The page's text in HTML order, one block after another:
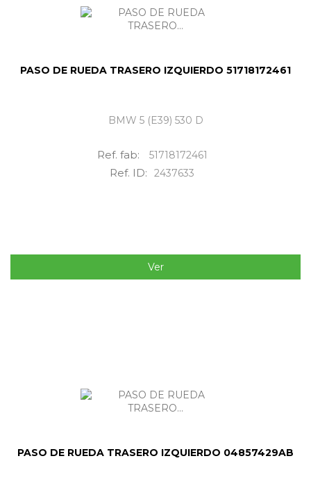
PASO DE RUEDA TRASERO IZQUIERDO 51718172461
BMW 5 (E39) 530 D
Ref. fab: 51718172461
Ref. ID: 2437633
Ver
PASO DE RUEDA TRASERO IZQUIERDO 04857429AB